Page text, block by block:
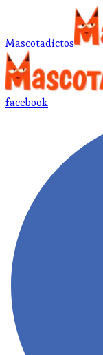
Mascotadictos
facebook